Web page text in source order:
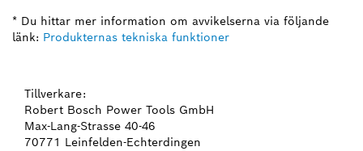
* Du hittar mer information om avvikelserna via följande
länk: Produkternas tekniska funktioner
Tillverkare:
Robert Bosch Power Tools GmbH
Max-Lang-Strasse 40-46
70771 Leinfelden-Echterdingen